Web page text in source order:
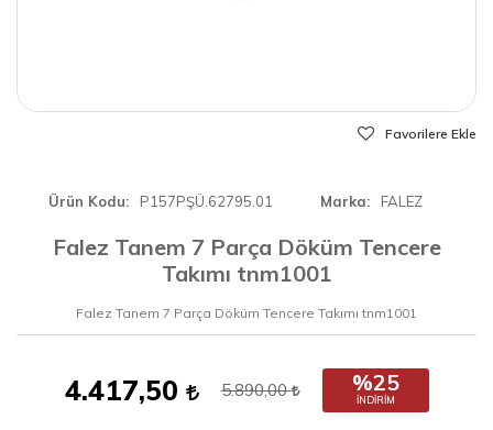
Favorilere Ekle
Ürün Kodu P157PŞÜ.62795.01 Marka FALEZ
Falez Tanem 7 Parça Döküm Tencere
Takımı tnm1001
Falez Tanem 7 Parça Döküm Tencere Takımı tnm1001
4.417,50 5.890,00 %25
İNDIRIM